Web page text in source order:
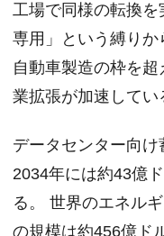
工場で同様の転換
専用」という縛り
自動車製造の枠を
業拡張が加速してい
データセンター向け
2034年には約43億
る。 世界のエネル
の規模は約456億ド